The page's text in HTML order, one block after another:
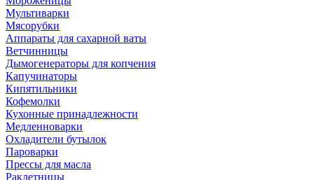
Мультиварки
Мясорубки
Аппараты для сахарной ваты
Ветчинницы
Дымогенераторы для копчения
Капучинаторы
Кипятильники
Кофемолки
Кухонные принадлежности
Медленноварки
Охладители бутылок
Пароварки
Прессы для масла
Раклетницы